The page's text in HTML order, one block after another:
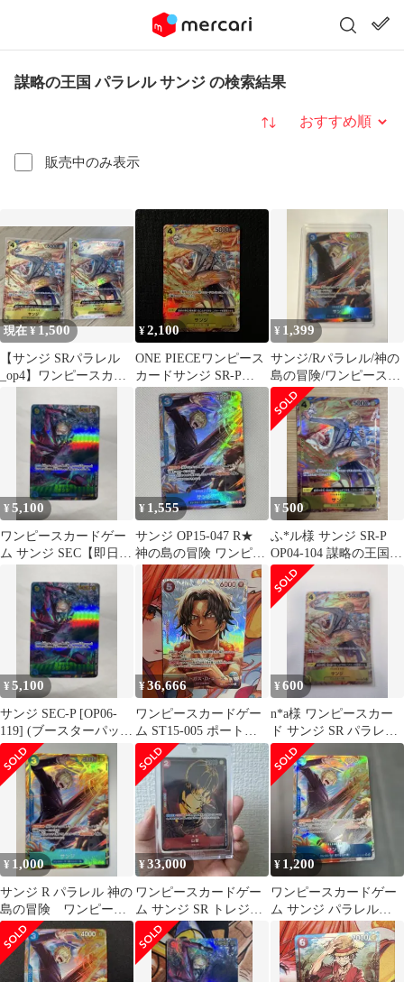
謀略の王国 パラレル サンジ の検索結果
販売中のみ表示
並び替え
現在 ¥1,500
【サンジ SRパラレル
_op4】ワンピースカー
¥2,100
ONE PIECEワンピース
カードサンジ SR-P
OP04-104
¥ 1,399
サンジ/Rパラレル/神の
島の冒険/ワンピースカ
ード
¥5,100
ワンピースカードゲー
ム サンジ SEC【即日発
¥ 1,555
サンジ OP15-047 R★
神の島の冒険 ワンピー
スカード
¥500
ふ*ル様 サンジ SR-P
OP04-104 謀略の王国
パラレル
¥5,100
サンジ SEC-P [OP06-
119] (ブースターパック
双璧の覇者)
¥36,666
ワンピースカードゲー
ム ST15-005 ポートガ
ス・D・エース SP 極美
品
¥600
n*a様 ワンピースカー
ド サンジ SR パラレル
OP04-104 謀略の王国
¥ 1,000
サンジ R パラレル 神の
島の冒険 ワンピース
カード OP15-047
¥33,000
ワンピースカードゲー
ム サンジ SR トレジャ
ーレア
¥ 1,200
ワンピースカードゲー
ム サンジ パラレル
OP15-047 R 神の島